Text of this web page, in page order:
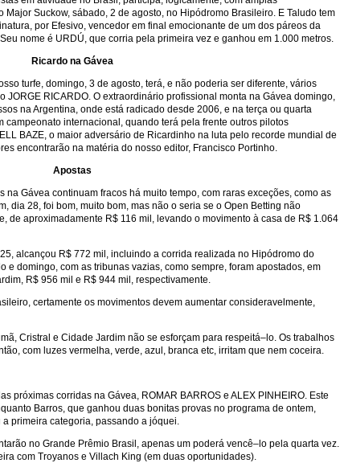
Suckow, sábado, 2 de agosto, no Hipódromo Brasileiro. E Taludo tem
por Efesivo, vencedor em final emocionante de um dos páreos da
nome é URDÚ, que corria pela primeira vez e ganhou em 1.000 metros.
Ricardo na Gávea
turfe, domingo, 3 de agosto, terá, e não poderia ser diferente, vários
JORGE RICARDO. O extraordinário profissional monta na Gávea domingo,
na Argentina, onde está radicado desde 2006, e na terça ou quarta
campeonato internacional, quando terá pela frente outros pilotos
BAZE, o maior adversário de Ricardinho na luta pelo recorde mundial de
encontrarão na matéria do nosso editor, Francisco Portinho.
Apostas
na Gávea continuam fracos há muito tempo, com raras exceções, como as
dia 28, foi bom, muito bom, mas não o seria se o Open Betting não
de aproximadamente R$ 116 mil, levando o movimento à casa de R$ 1.064
alcançou R$ 772 mil, incluindo a corrida realizada no Hipódromo do
e domingo, com as tribunas vazias, como sempre, foram apostados, em
R$ 956 mil e R$ 944 mil, respectivamente.
certamente os movimentos devem aumentar consideravelmente,
Cristral e Cidade Jardim não se esforçam para respeitá–lo. Os trabalhos
com luzes vermelha, verde, azul, branca etc, irritam que nem coceira.
próximas corridas na Gávea, ROMAR BARROS e ALEX PINHEIRO. Este
Barros, que ganhou duas bonitas provas no programa de ontem,
primeira categoria, passando a jóquei.
no Grande Prêmio Brasil, apenas um poderá vencê–lo pela quarta vez.
com Troyanos e Villach King (em duas oportunidades).